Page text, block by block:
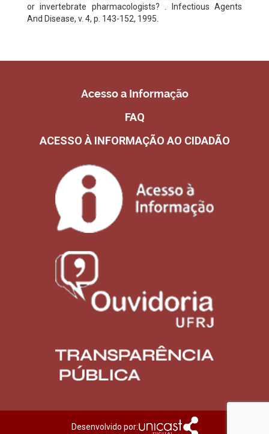
or invertebrate pharmacologists? . Infectious Agents
And Disease, v. 4, p. 143-152, 1995.
Acesso a Informação
FAQ
ACESSO À INFORMAÇÃO AO CIDADÃO
Desenvolvido por: